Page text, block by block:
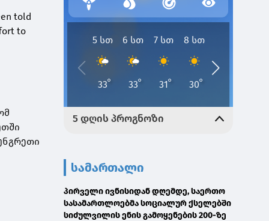
told
to
სამართალი
პირველი ივნისიდან დღემდე, საერთო
სასამართლოებმა სოციალურ ქსელებში
სიძულვილის ენის გამოყენების 200-ზე